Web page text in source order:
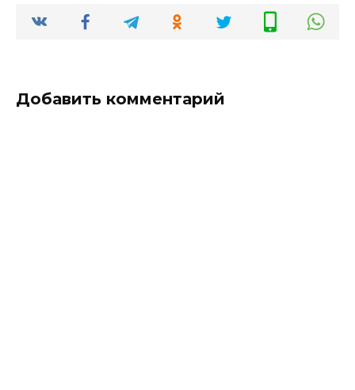
Добавить комментарий